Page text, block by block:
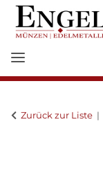
Zurück zur Liste